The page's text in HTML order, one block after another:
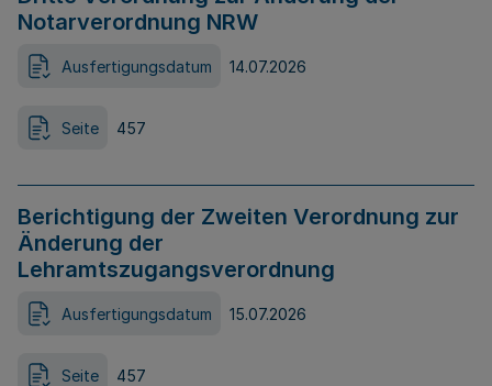
Notarverordnung NRW
Ausfertigungsdatum 14.07.2026
Seite 457
Berichtigung der Zweiten Verordnung zur
Änderung der
Lehramtszugangsverordnung
Ausfertigungsdatum 15.07.2026
Seite 457